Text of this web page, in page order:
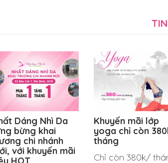
Dáng Nhì Da
bừng khai
chi nhánh
với khuyến mãi
HOT
Khuyến mãi lớp
yoga chỉ còn
tháng
Chỉ còn 380k/